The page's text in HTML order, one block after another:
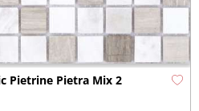
Pietrine Pietra Mix 2